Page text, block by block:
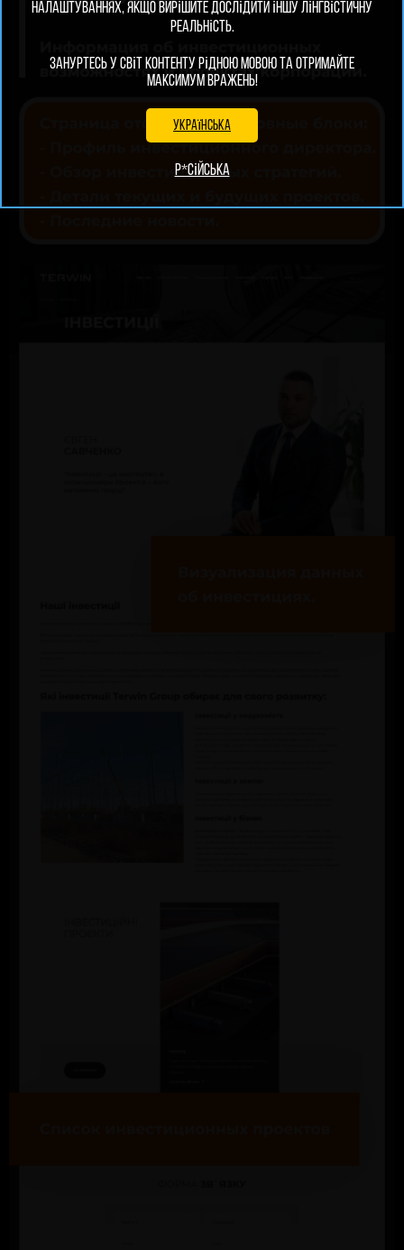
налаштуваннях, якщо вирішите дослідити іншу лінгвістичну
реальність.
Зануртесь у світ контенту рідною мовою та отримайте
максимум вражень!
Р*сійська
Українська